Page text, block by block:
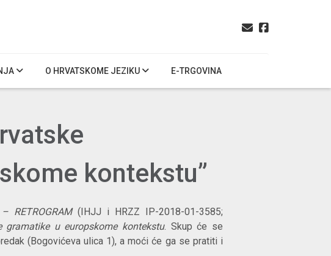
O HRVATSKOME JEZIKU E-TRGOVINA
kontekstu”
RETROGRAM(IHJJ i HRZZ IP-2018-01-3585;
gramatike u europskome kontekstu. Skup će se
(Bogovićeva ulica 1), a moći će ga se pratiti i